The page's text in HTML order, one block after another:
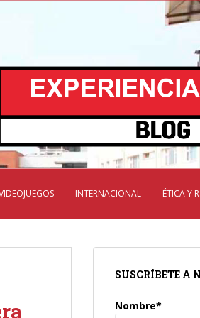
INTERNACIONAL ÉTICA Y
SUSCRÍBETE A
Nombre*